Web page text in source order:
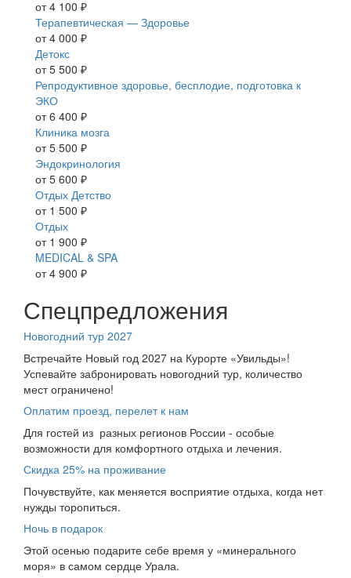
от 4 100 ₽
Терапевтическая — Здоровье
от 4 000 ₽
Детокс
от 5 500 ₽
Репродуктивное здоровье, бесплодие, подготовка к
ЭКО
от 6 400 ₽
Клиника мозга
от 5 500 ₽
Эндокринология
от 5 600 ₽
Отдых Детство
от 1 500 ₽
Отдых
от 1 900 ₽
MEDICAL & SPA
от 4 900 ₽
Спецпредложения
Новогодний тур 2027
Встречайте Новый год 2027 на Курорте «Увильды»!
Успевайте забронировать новогодний тур, количество
мест ограничено!
Оплатим проезд, перелет к нам
Для гостей из разных регионов России - особые
возможности для комфортного отдыха и лечения.
Скидка 25% на проживание
Почувствуйте, как меняется восприятие отдыха, когда нет
нужды торопиться.
Ночь в подарок
Этой осенью подарите себе время у «минерального
моря» в самом сердце Урала.